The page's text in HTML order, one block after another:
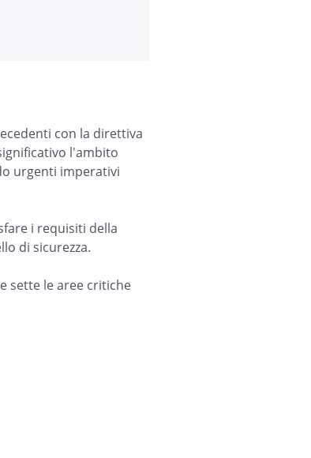
con la direttiva
l'ambito
urgenti imperativi
i requisiti della
di sicurezza.
sette le aree critiche